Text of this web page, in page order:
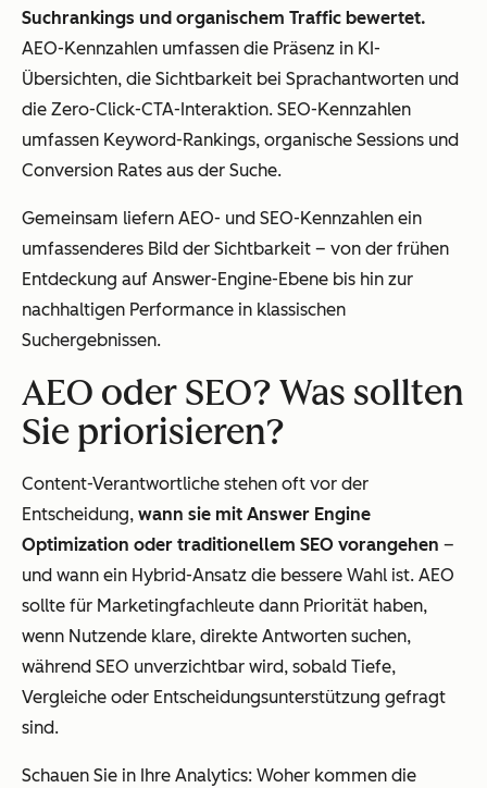
Suchrankings und organischem Traffic bewertet.
AEO-Kennzahlen umfassen die Präsenz in KI-
Übersichten, die Sichtbarkeit bei Sprachantworten und
die Zero-Click-CTA-Interaktion. SEO-Kennzahlen
umfassen Keyword-Rankings, organische Sessions und
Conversion Rates aus der Suche.
Gemeinsam liefern AEO- und SEO-Kennzahlen ein
umfassenderes Bild der Sichtbarkeit – von der frühen
Entdeckung auf Answer-Engine-Ebene bis hin zur
nachhaltigen Performance in klassischen
Suchergebnissen.
AEO oder SEO? Was sollten
Sie priorisieren?
Content-Verantwortliche stehen oft vor der
Entscheidung, wann sie mit Answer Engine
Optimization oder traditionellem SEO vorangehen –
und wann ein Hybrid-Ansatz die bessere Wahl ist. AEO
sollte für Marketingfachleute dann Priorität haben,
wenn Nutzende klare, direkte Antworten suchen,
während SEO unverzichtbar wird, sobald Tiefe,
Vergleiche oder Entscheidungsunterstützung gefragt
sind.
Schauen Sie in Ihre Analytics: Woher kommen die